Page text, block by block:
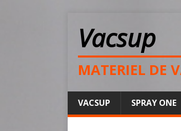
Vacsup
MATERIEL DE
VACSUP SPRAY ONE